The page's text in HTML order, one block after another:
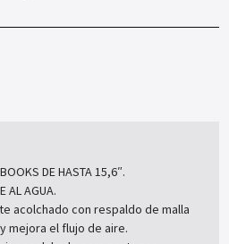
DE HASTA 15,6″.
AL AGUA.
acolchado con respaldo de malla
mejora el flujo de aire.